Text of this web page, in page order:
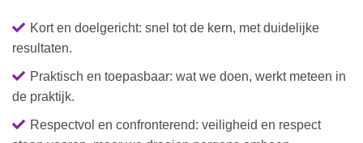
Kort en doelgericht: snel tot de kern, met duidelijke
resultaten.
Praktisch en toepasbaar: wat we doen, werkt meteen in
de praktijk.
Respectvol en confronterend: veiligheid en respect